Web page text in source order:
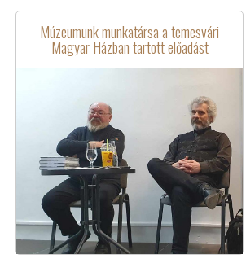
Múzeumunk munkatársa a temesvári
Magyar Házban tartott előadást